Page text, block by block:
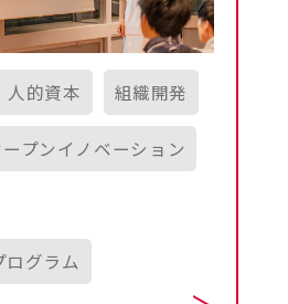
人的資本 組織開発
プンイノベーション
グラム